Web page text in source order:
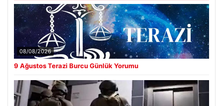
08/08/2026
9 Ağustos Terazi Burcu Günlük Yorumu